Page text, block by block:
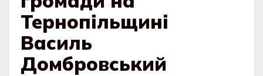
Тернопільщині
Василь
Домбровський